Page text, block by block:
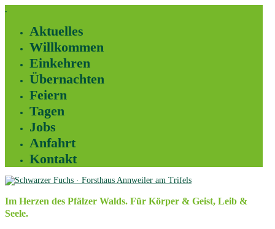
.
Aktuelles
Willkommen
Einkehren
Übernachten
Feiern
Tagen
Jobs
Anfahrt
Kontakt
Im Herzen des Pfälzer Walds. Für Körper & Geist, Leib &
Seele.